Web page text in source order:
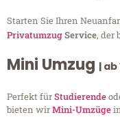
Starten Sie Ihren
PrivatumzugService, der
Mini Umzug | ab
Perfekt fürStudierende
bieten wirMini-Umzüge